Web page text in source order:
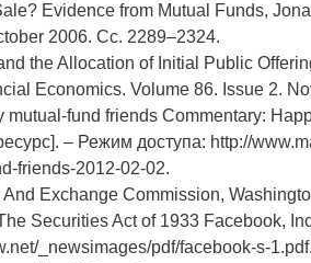
Evidence from Mutual Funds,
2006. Сс. 2289–2324.
the Allocation of Initial Public
Economics. Volume 86. Issue 2.
fund friends Commentary:
– Режим доступа: http://
friends-2012-02-02.
Exchange Commission,
Securities Act of 1933 Facebook,
_newsimages/pdf/facebook-s-1.pdf.